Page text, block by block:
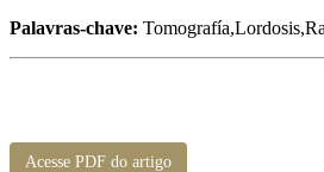
Palavras-chave:
Acesse PDF do artigo